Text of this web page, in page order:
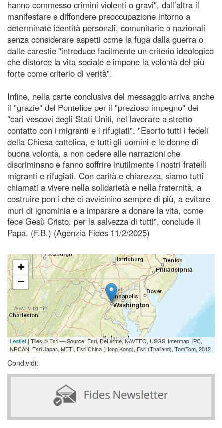
hanno commesso crimini violenti o gravi", dall’altra il
manifestare e diffondere preoccupazione intorno a
determinate identità personali, comunitarie o nazionali
senza considerare aspetti come la fuga dalla guerra o
dalle carestie "introduce facilmente un criterio ideologico
che distorce la vita sociale e impone la volontà del più
forte come criterio di verità".
Infine, nella parte conclusiva del messaggio arriva anche
il "grazie" del Pontefice per il "prezioso impegno" dei
"cari vescovi degli Stati Uniti, nel lavorare a stretto
contatto con i migranti e i rifugiati". "Esorto tutti i fedeli
della Chiesa cattolica, e tutti gli uomini e le donne di
buona volontà, a non cedere alle narrazioni che
discriminano e fanno soffrire inutilmente i nostri fratelli
migranti e rifugiati. Con carità e chiarezza, siamo tutti
chiamati a vivere nella solidarietà e nella fraternità, a
costruire ponti che ci avvicinino sempre di più, a evitare
muri di ignominia e a imparare a donare la vita, come
fece Gesù Cristo, per la salvezza di tutti", conclude il
Papa. (F.B.) (Agenzia Fides 11/2/2025)
+
−
Leaflet | Tiles © Esri — Source: Esri, DeLorme, NAVTEQ, USGS, Intermap, iPC,
NRCAN, Esri Japan, METI, Esri China (Hong Kong), Esri (Thailand), TomTom, 2012
Condividi: